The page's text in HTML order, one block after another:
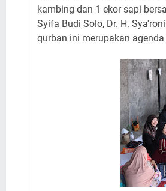
kambing dan 1 ekor sapi
Syifa Budi Solo, Dr. H.
qurban ini merupakan